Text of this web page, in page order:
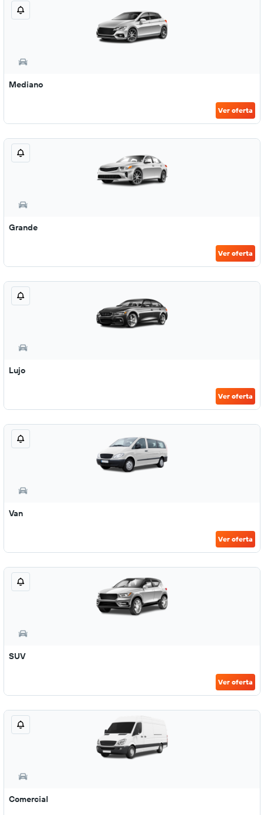
Mediano
Ver oferta
Grande
Ver oferta
Lujo
Ver oferta
Van
Ver oferta
SUV
Ver oferta
Comercial